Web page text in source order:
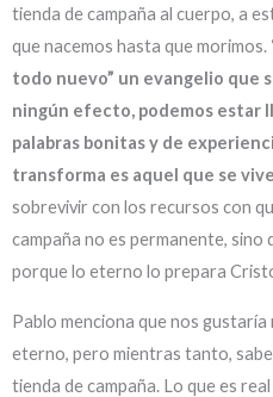
tienda de campaña al cuerpo, a
que nacemos hasta que morimos.
todo nuevo” un evangelio que
ningún efecto, podemos estar
palabras bonitas y de
transforma es aquel que se
sobrevivir con los recursos con
campaña no es permanente, sino
porque lo eterno lo prepara
Pablo menciona que nos
eterno, pero mientras tanto,
tienda de campaña. Lo que es